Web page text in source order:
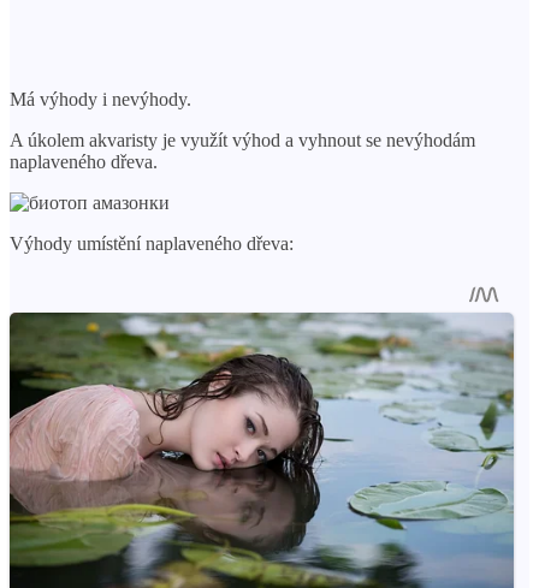
Má výhody i nevýhody.
A úkolem akvaristy je využít výhod a vyhnout se nevýhodám
naplaveného dřeva.
Výhody umístění naplaveného dřeva: